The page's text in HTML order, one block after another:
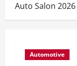
Auto Salon 2026
Automotive